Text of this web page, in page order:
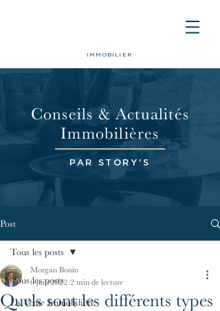
IMMOBILIER
Conseils & Actualités
Immobilières
PAR STORY'S
Post
Tous les posts
La Vente Immobilière
Tous les posts
Quels sont les différents types
Morgan Bonin
6 juin 2022 2 min de lecture